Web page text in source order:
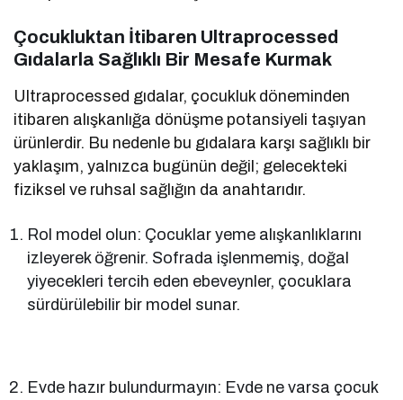
Çocukluktan İtibaren Ultraprocessed
Gıdalarla Sağlıklı Bir Mesafe Kurmak
Ultraprocessed gıdalar, çocukluk döneminden
itibaren alışkanlığa dönüşme potansiyeli taşıyan
ürünlerdir. Bu nedenle bu gıdalara karşı sağlıklı bir
yaklaşım, yalnızca bugünün değil; gelecekteki
fiziksel ve ruhsal sağlığın da anahtarıdır.
Rol model olun: Çocuklar yeme alışkanlıklarını
izleyerek öğrenir. Sofrada işlenmemiş, doğal
yiyecekleri tercih eden ebeveynler, çocuklara
sürdürülebilir bir model sunar.
Evde hazır bulundurmayın: Evde ne varsa çocuk